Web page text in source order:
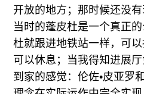
开放的地方；那时候还没有
当时的蓬皮杜是一个真正
杜就跟进地铁站一样，可
可以休息；当我得知进展
到家的感觉：伦佐•皮亚罗